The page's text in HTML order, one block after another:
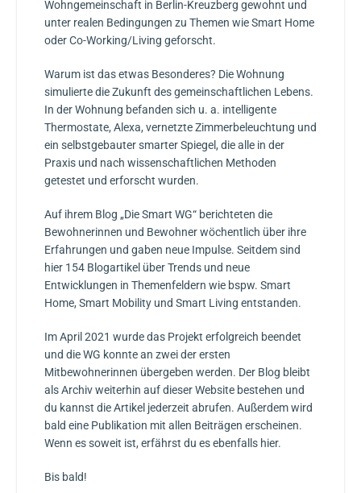
Wohngemeinschaft in Berlin-Kreuzberg gewohnt und
unter realen Bedingungen zu Themen wie Smart Home
oder Co-Working/Living geforscht.
Warum ist das etwas Besonderes? Die Wohnung
simulierte die Zukunft des gemeinschaftlichen Lebens.
In der Wohnung befanden sich u. a. intelligente
Thermostate, Alexa, vernetzte Zimmerbeleuchtung und
ein selbstgebauter smarter Spiegel, die alle in der
Praxis und nach wissenschaftlichen Methoden
getestet und erforscht wurden.
Auf ihrem Blog „Die Smart WG“ berichteten die
Bewohnerinnen und Bewohner wöchentlich über ihre
Erfahrungen und gaben neue Impulse. Seitdem sind
hier 154 Blogartikel über Trends und neue
Entwicklungen in Themenfeldern wie bspw. Smart
Home, Smart Mobility und Smart Living entstanden.
Im April 2021 wurde das Projekt erfolgreich beendet
und die WG konnte an zwei der ersten
Mitbewohnerinnen übergeben werden. Der Blog bleibt
als Archiv weiterhin auf dieser Website bestehen und
du kannst die Artikel jederzeit abrufen. Außerdem wird
bald eine Publikation mit allen Beiträgen erscheinen.
Wenn es soweit ist, erfährst du es ebenfalls hier.
Bis bald!